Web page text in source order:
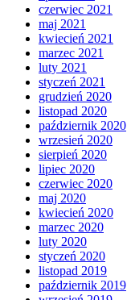
czerwiec 2021
maj 2021
kwiecień 2021
marzec 2021
luty 2021
styczeń 2021
grudzień 2020
listopad 2020
październik 2020
wrzesień 2020
sierpień 2020
lipiec 2020
czerwiec 2020
maj 2020
kwiecień 2020
marzec 2020
luty 2020
styczeń 2020
listopad 2019
październik 2019